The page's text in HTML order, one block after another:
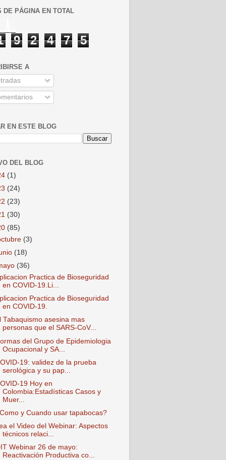
DE PÁGINA EN TOTAL
9 2 4 7 5
A
EN ESTE BLOG
DEL BLOG
(1)
(24)
(23)
(30)
(85)
(3)
(18)
(36)
Practica de Bioseguridad
en COVID-19.Li...
Practica de Bioseguridad
en COVID-19.
Tabaquismo asesina mas
personas que el SARS-CoV...
del Grupo de Epidemiologia
Ocupacional y SA...
19: validez de la prueba
serológica y su pap...
19 Hoy en
Colombia:Estadísticas Casos y
Muer...
y Cuando usar tapabocas?
el Video del Webinar: Aspectos
técnicos relaci...
Webinar 26 de mayo:
Reactivación Productiva co...